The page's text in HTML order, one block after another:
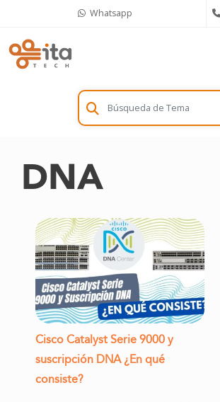
Whatsapp
DNA
Cisco Catalyst Serie 9000 y
suscripción DNA ¿En qué
consiste?